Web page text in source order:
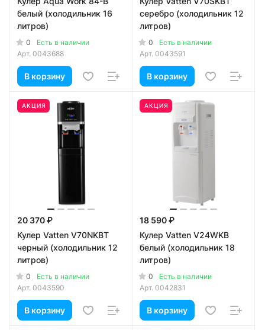
белый (холодильник 16
литров)
0
Есть в наличии
Арт. 0043688
В корзину
серебро (холодильник 12
литров)
0
Есть в наличии
Арт. 0043591
В корзину
АКЦИЯ
20 370 ₽
Кулер Vatten V70NKBT
черный (холодильник 12
литров)
0
Есть в наличии
Арт. 0043590
В корзину
АКЦИЯ
18 590 ₽
Кулер Vatten V24WKB
белый (холодильник 18
литров)
0
Есть в наличии
Арт. 0042831
В корзину